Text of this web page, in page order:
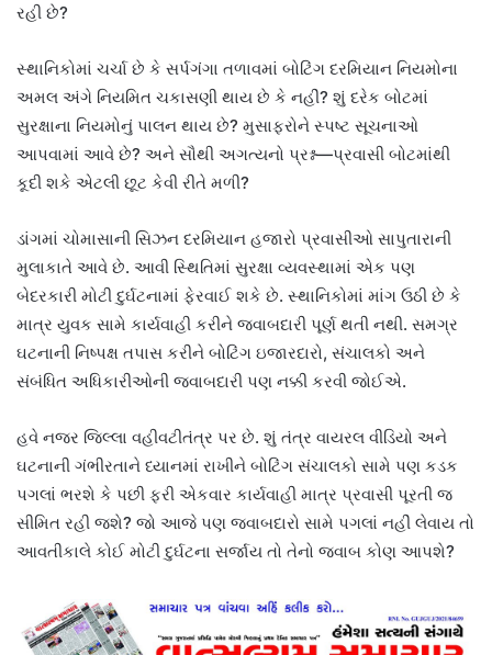
રહી છે?
સ્થાનિકોમાં ચર્ચા છે કે સર્પગંગા તળાવમાં બોટિંગ દરમિયાન નિયમોના
અમલ અંગે નિયમિત ચકાસણી થાય છે કે નહીં? શું દરેક બોટમાં
સુરક્ષાના નિયમોનું પાલન થાય છે? મુસાફરોને સ્પષ્ટ સૂચનાઓ
આપવામાં આવે છે? અને સૌથી અગત્યનો પ્રશ્ન—પ્રવાસી બોટમાંથી
કૂદી શકે એટલી છૂટ કેવી રીતે મળી?
ડાંગમાં ચોમાસાની સિઝન દરમિયાન હજારો પ્રવાસીઓ સાપુતારાની
મુલાકાતે આવે છે. આવી સ્થિતિમાં સુરક્ષા વ્યવસ્થામાં એક પણ
બેદરકારી મોટી દુર્ઘટનામાં ફેરવાઈ શકે છે. સ્થાનિકોમાં માંગ ઉઠી છે કે
માત્ર યુવક સામે કાર્યવાહી કરીને જવાબદારી પૂર્ણ થતી નથી. સમગ્ર
ઘટનાની નિષ્પક્ષ તપાસ કરીને બોટિંગ ઇજારદારો, સંચાલકો અને
સંબંધિત અધિકારીઓની જવાબદારી પણ નક્કી કરવી જોઈએ.
હવે નજર જિલ્લા વહીવટીતંત્ર પર છે. શું તંત્ર વાયરલ વીડિયો અને
ઘટનાની ગંભીરતાને ધ્યાનમાં રાખીને બોટિંગ સંચાલકો સામે પણ કડક
પગલાં ભરશે કે પછી ફરી એકવાર કાર્યવાહી માત્ર પ્રવાસી પૂરતી જ
સીમિત રહી જશે? જો આજે પણ જવાબદારો સામે પગલાં નહીં લેવાય તો
આવતીકાલે કોઈ મોટી દુર્ઘટના સર્જાય તો તેનો જવાબ કોણ આપશે?